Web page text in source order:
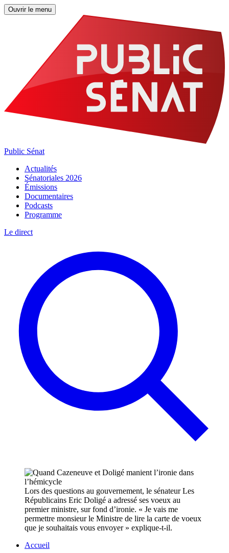
Ouvrir le menu
Public Sénat
Actualités
Sénatoriales 2026
Émissions
Documentaires
Podcasts
Programme
Le direct
Lors des questions au gouvernement, le sénateur Les
Républicains Eric Doligé a adressé ses voeux au
premier ministre, sur fond d’ironie. « Je vais me
permettre monsieur le Ministre de lire la carte de voeux
que je souhaitais vous envoyer » explique-t-il.
Accueil